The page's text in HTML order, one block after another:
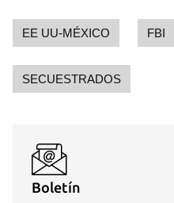
EE UU-MÉXICO FBI
SECUESTRADOS
Boletín